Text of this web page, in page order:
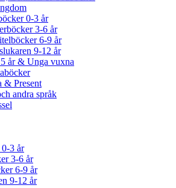
0-3 år
3-6 år
6-9 år
9-12 år
år & Unga vuxna
& Present
andra språk
3 år
3-6 år
6-9 år
9-12 år